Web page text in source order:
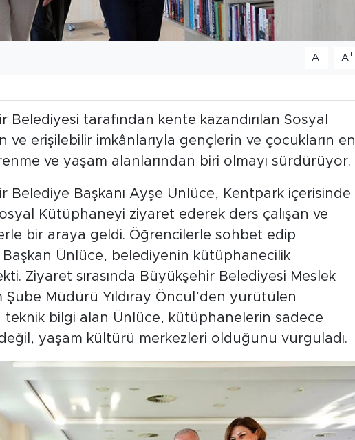
A- A+
Belediyesi tarafından kente kazandırılan Sosyal
ve erişilebilir imkânlarıyla gençlerin ve çocukların en
ve yaşam alanlarından biri olmayı sürdürüyor.
Belediye Başkanı Ayşe Ünlüce, Kentpark içerisinde
Kütüphaneyi ziyaret ederek ders çalışan ve
bir araya geldi. Öğrencilerle sohbet edip
Ünlüce, belediyenin kütüphanecilik
Ziyaret sırasında Büyükşehir Belediyesi Meslek
Şube Müdürü Yıldıray Öncül’den yürütülen
teknik bilgi alan Ünlüce, kütüphanelerin sadece
yaşam kültürü merkezleri olduğunu vurguladı.